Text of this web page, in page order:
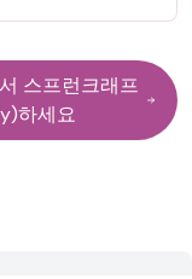
스프런크래프
하세요